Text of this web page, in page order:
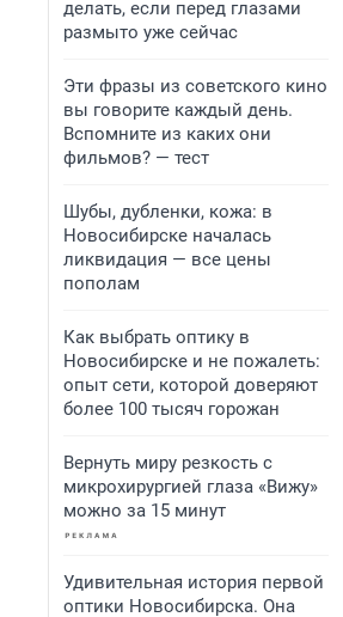
делать, если перед глазами
размыто уже сейчас
Эти фразы из советского кино
вы говорите каждый день.
Вспомните из каких они
фильмов? — тест
Шубы, дубленки, кожа: в
Новосибирске началась
ликвидация — все цены
пополам
Как выбрать оптику в
Новосибирске и не пожалеть:
опыт сети, которой доверяют
более 100 тысяч горожан
Вернуть миру резкость с
микрохирургией глаза «Вижу»
можно за 15 минут
Удивительная история первой
оптики Новосибирска. Она